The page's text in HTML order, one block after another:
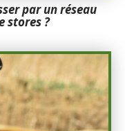
par un réseau
stores ?